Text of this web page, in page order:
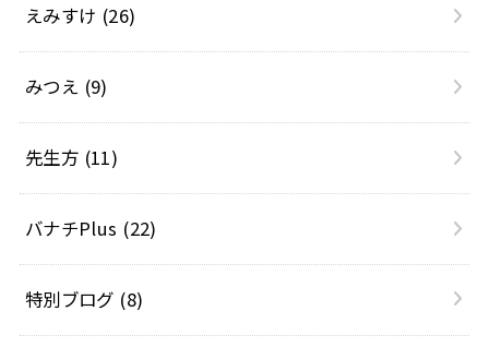
えみすけ (26)
みつえ (9)
先生方 (11)
バナチPlus (22)
特別ブログ (8)